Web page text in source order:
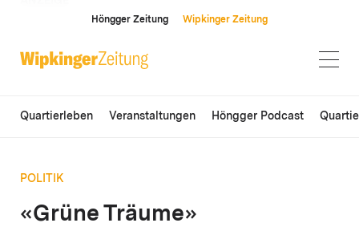
Höngger Zeitung Wipkinger Zeitung
Quartierleben Veranstaltungen Höngger Podcast
POLITIK
«Grüne Träume»